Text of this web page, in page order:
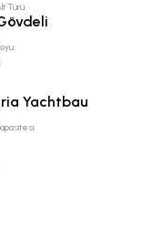
Türü:
:
Yachtbau
: